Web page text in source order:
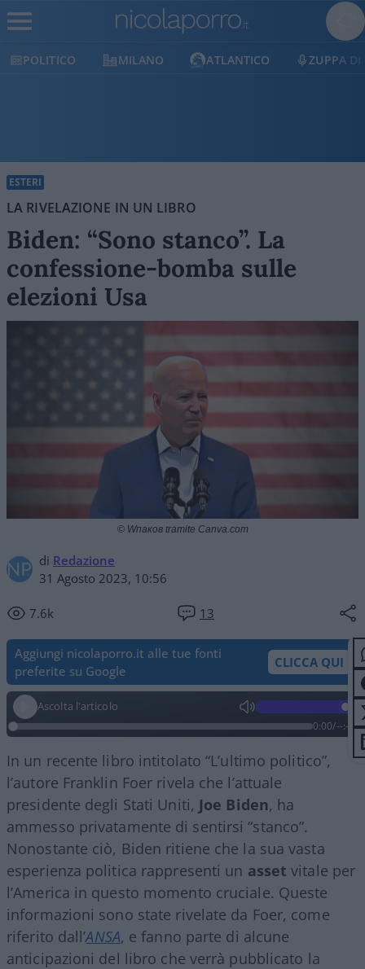
MILANO ATLANTICO ZUPPA DI PORRO
ESTERI
LA RIVELAZIONE IN UN LIBRO
Biden: “Sono stanco”. La
confessione-bomba sulle
elezioni Usa
di Redazione
31 Agosto 2023, 10:56
7.6k 13
© Wпаков tramite Canva.com
Aggiungi nicolaporro.it alle tue fonti
preferite su Google
CLICCA QUI
Ascolta l'articolo
0:00/--:--
In un recente libro intitolato “L’ultimo politico”,
l’autore Franklin Foer rivela che l’attuale
presidente degli Stati Uniti, Joe Biden, ha
ammesso privatamente di sentirsi “stanco”.
Nonostante ciò, Biden ritiene che la sua vasta
esperienza politica rappresenti un asset vitale per
l’America in questo momento cruciale. Queste
informazioni sono state rivelate da Foer, come
riferito dall’ANSA, e fanno parte di alcune
anticipazioni del libro che verrà pubblicato la